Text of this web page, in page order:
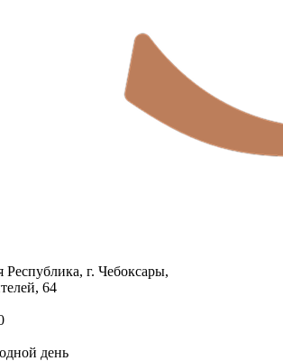
Республика, г. Чебоксары,
64
день